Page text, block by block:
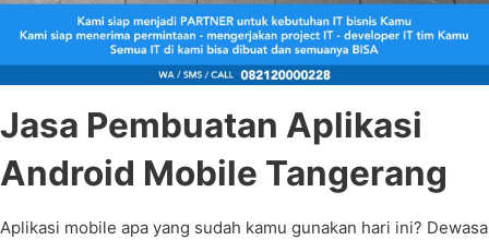
Jasa Pembuatan Aplikasi
Android Mobile Tangerang
Aplikasi mobile apa yang sudah kamu gunakan hari ini? Dewasa